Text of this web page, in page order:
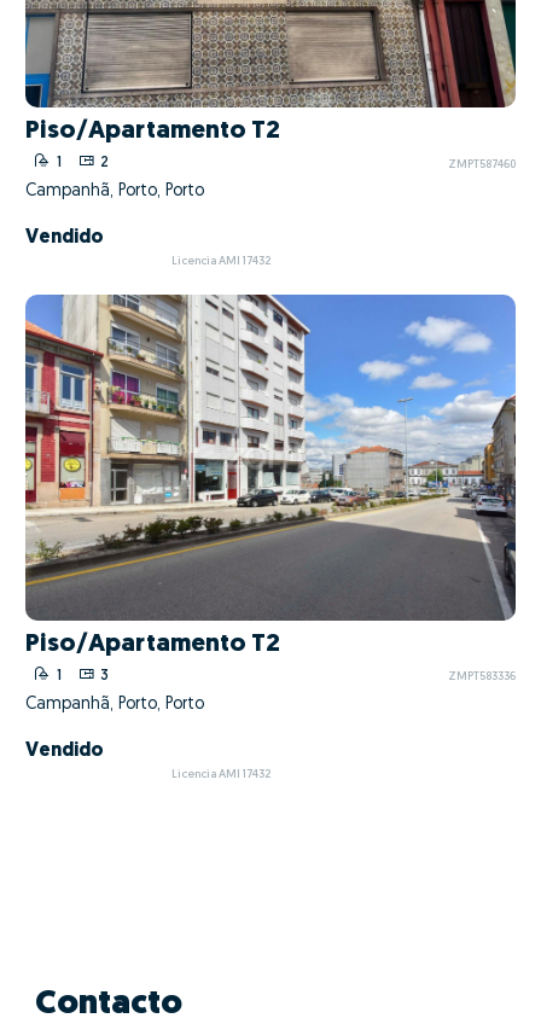
Piso/Apartamento T2
2 ZMPT587460
Campanhã, Porto, Porto
Vendido
Licencia AMI 17432
Piso/Apartamento T2
1 3 ZMPT583336
Campanhã, Porto, Porto
Vendido
Licencia AMI 17432
Contacto